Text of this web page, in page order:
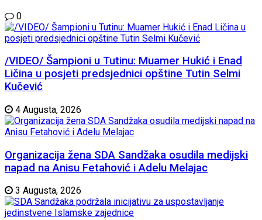
0
/VIDEO/ Šampioni u Tutinu: Muamer Hukić i Enad
Ličina u posjeti predsjednici opštine Tutin Selmi
Kučević
4 Augusta, 2026
Organizacija žena SDA Sandžaka osudila medijski
napad na Anisu Fetahović i Adelu Melajac
3 Augusta, 2026